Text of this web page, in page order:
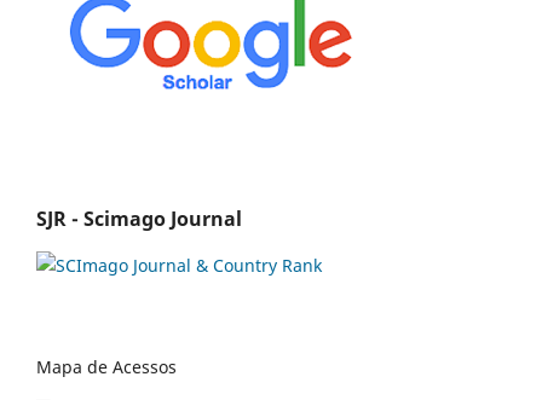
SJR - Scimago Journal
Mapa de Acessos